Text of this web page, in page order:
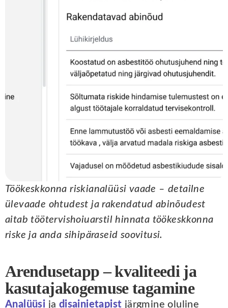
Töökeskkonna riskianalüüsi vaade – detailne
ülevaade ohtudest ja rakendatud abinõudest
aitab töötervishoiuarstil hinnata töökeskkonna
riske ja anda sihipäraseid soovitusi.
Arendusetapp – kvaliteedi ja
kasutajakogemuse tagamine
Analüüsi ja disainietapist järgmine oluline